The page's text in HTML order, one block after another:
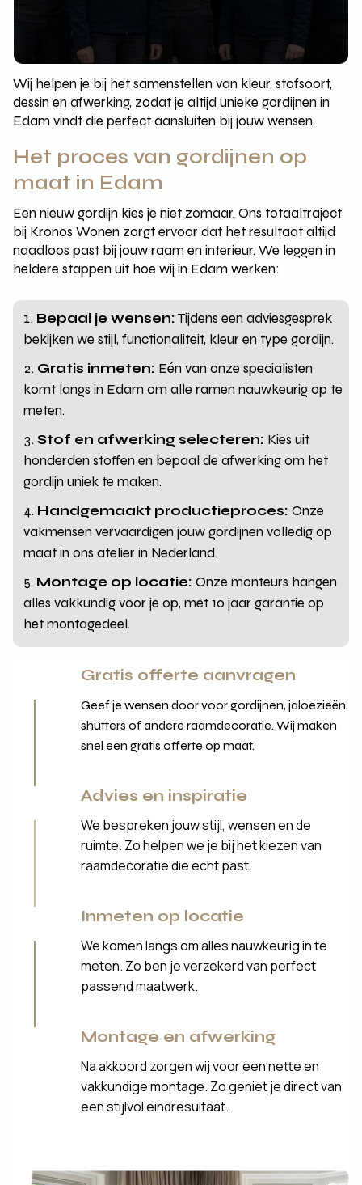
Wij helpen je bij het samenstellen van kleur, stofsoort,
dessin en afwerking, zodat je altijd unieke gordijnen in
Edam vindt die perfect aansluiten bij jouw wensen.
Het proces van gordijnen op
maat in Edam
Een nieuw gordijn kies je niet zomaar. Ons totaaltraject
bij Kronos Wonen zorgt ervoor dat het resultaat altijd
naadloos past bij jouw raam en interieur. We leggen in
heldere stappen uit hoe wij in Edam werken:
Bepaal je wensen:Tijdens een adviesgesprek
bekijken we stijl, functionaliteit, kleur en type gordijn.
Gratis inmeten: Eén van onze specialisten
komt langs in Edam om alle ramen nauwkeurig op te
meten.
Stof en afwerking selecteren: Kies uit
honderden stoffen en bepaal de afwerking om het
gordijn uniek te maken.
Handgemaakt productieproces: Onze
vakmensen vervaardigen jouw gordijnen volledig op
maat in ons atelier in Nederland.
Montage op locatie: Onze monteurs hangen
alles vakkundig voor je op, met 10 jaar garantie op
het montagedeel.
Gratis offerte aanvragen
Geef je wensen door voor gordijnen, jaloezieën,
shutters of andere raamdecoratie. Wij maken
snel een gratis offerte op maat.
Advies en inspiratie
We bespreken jouw stijl, wensen en de
ruimte. Zo helpen we je bij het kiezen van
raamdecoratie die echt past.
Inmeten op locatie
We komen langs om alles nauwkeurig in te
meten. Zo ben je verzekerd van perfect
passend maatwerk.
Montage en afwerking
Na akkoord zorgen wij voor een nette en
vakkundige montage. Zo geniet je direct van
een stijlvol eindresultaat.